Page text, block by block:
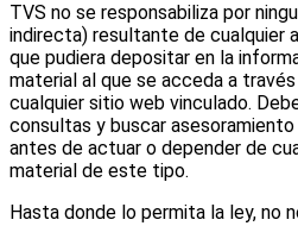
TVS no se responsabiliza por
indirecta) resultante de cualquier
que pudiera depositar en la
material al que se acceda a
cualquier sitio web vinculado.
consultas y buscar
antes de actuar o depender de
material de este tipo.
Hasta donde lo permita la ley, no